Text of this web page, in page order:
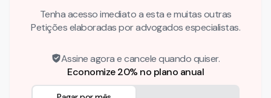
Tenha acesso imediato a esta e muitas outras
Petições elaboradas por advogados especialistas.
Assine agora e cancele quando quiser.
Economize 20% no plano anual